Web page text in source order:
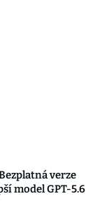
verze
model GPT-5.6